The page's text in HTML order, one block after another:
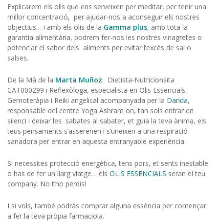
Explicarem els olis que ens serveixen per meditar, per tenir una
millor concentració, per ajudar-nos a aconseguir els nostres
objectius… i amb els olis de la Gamma plus, amb tota la
garantia alimentària, podrem fer-nos les nostres vinagretes o
potenciar el sabor dels aliments per evitar l’excés de sal o
salses.
De la Mà de la Marta Muñoz: Dietista-Nutricionsita
CAT000299 i Reflexòloga, especialista en Olis Essencials,
Gemoteràpia i Reiki angelical acompanyada per la Danda,
responsable del centre Yoga Ashram on, tan sols entrar en
silenci i deixar les sabates al sabater, et guia la teva ànima, els
teus pensaments s’asserenen i s’uneixen a una respiració
sanadora per entrar en aquesta entranyable experiència.
Si necessites protecció energètica, tens pors, et sents inestable
o has de fer un llarg viatge… els OLIS ESSENCIALS seran el teu
company. No t’ho perdis!
I si vols, també podràs comprar alguna essència per començar
a fer la teva pròpia farmaciola.